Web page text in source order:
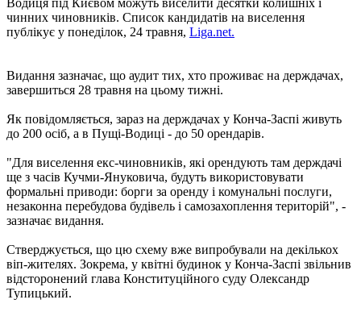
чинних чиновників. Список кандидатів на виселення
публікує у понеділок, 24 травня, Liga.net.
Видання зазначає, що аудит тих, хто проживає на держдачах,
завершиться 28 травня на цьому тижні.
Як повідомляється, зараз на держдачах у Конча-Заспі живуть
до 200 осіб, а в Пущі-Водиці - до 50 орендарів.
"Для виселення екс-чиновників, які орендують там держдачі
ще з часів Кучми-Януковича, будуть використовувати
формальні приводи: борги за оренду і комунальні послуги,
незаконна перебудова будівель і самозахоплення територій", -
зазначає видання.
Стверджується, що цю схему вже випробували на декількох
віп-жителях. Зокрема, у квітні будинок у Конча-Заспі звільнив
відсторонений глава Конституційного суду Олександр
Тупицький.